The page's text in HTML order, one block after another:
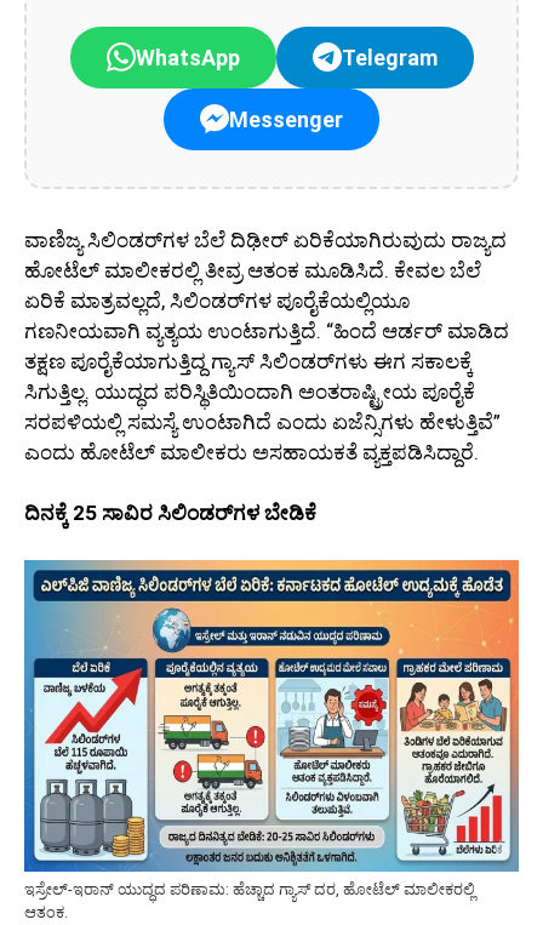
WhatsApp Telegram
Messenger
ವಾಣಿಜ್ಯ ಸಿಲಿಂಡರ್‌ಗಳ ಬೆಲೆ ದಿಢೀರ್ ಏರಿಕೆಯಾಗಿರುವುದು ರಾಜ್ಯದ
ಹೋಟೆಲ್ ಮಾಲೀಕರಲ್ಲಿ ತೀವ್ರ ಆತಂಕ ಮೂಡಿಸಿದೆ. ಕೇವಲ ಬೆಲೆ
ಏರಿಕೆ ಮಾತ್ರವಲ್ಲದೆ, ಸಿಲಿಂಡರ್‌ಗಳ ಪೂರೈಕೆಯಲ್ಲಿಯೂ
ಗಣನೀಯವಾಗಿ ವ್ಯತ್ಯಯ ಉಂಟಾಗುತ್ತಿದೆ. “ಹಿಂದೆ ಆರ್ಡರ್ ಮಾಡಿದ
ತಕ್ಷಣ ಪೂರೈಕೆಯಾಗುತ್ತಿದ್ದ ಗ್ಯಾಸ್ ಸಿಲಿಂಡರ್‌ಗಳು ಈಗ ಸಕಾಲಕ್ಕೆ
ಸಿಗುತ್ತಿಲ್ಲ. ಯುದ್ಧದ ಪರಿಸ್ಥಿತಿಯಿಂದಾಗಿ ಅಂತರಾಷ್ಟ್ರೀಯ ಪೂರೈಕೆ
ಸರಪಳಿಯಲ್ಲಿ ಸಮಸ್ಯೆ ಉಂಟಾಗಿದೆ ಎಂದು ಏಜೆನ್ಸಿಗಳು ಹೇಳುತ್ತಿವೆ”
ಎಂದು ಹೋಟೆಲ್ ಮಾಲೀಕರು ಅಸಹಾಯಕತೆ ವ್ಯಕ್ತಪಡಿಸಿದ್ದಾರೆ.
ದಿನಕ್ಕೆ 25 ಸಾವಿರ ಸಿಲಿಂಡರ್‌ಗಳ ಬೇಡಿಕೆ
ಇಸ್ರೇಲ್-ಇರಾನ್ ಯುದ್ಧದ ಪರಿಣಾಮ: ಹೆಚ್ಚಾದ ಗ್ಯಾಸ್ ದರ, ಹೋಟೆಲ್ ಮಾಲೀಕರಲ್ಲಿ
ಆತಂಕ.